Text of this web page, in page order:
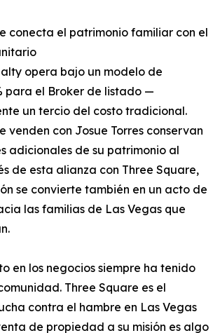
conecta el patrimonio familiar con el
opera bajo un modelo de
para el Broker de listado —
un tercio del costo tradicional.
venden con Josue Torres conservan
adicionales de su patrimonio al
de esta alianza con Three Square,
se convierte también en un acto de
las familias de Las Vegas que
en los negocios siempre ha tenido
Three Square es el
contra el hambre en Las Vegas
de propiedad a su misión es algo